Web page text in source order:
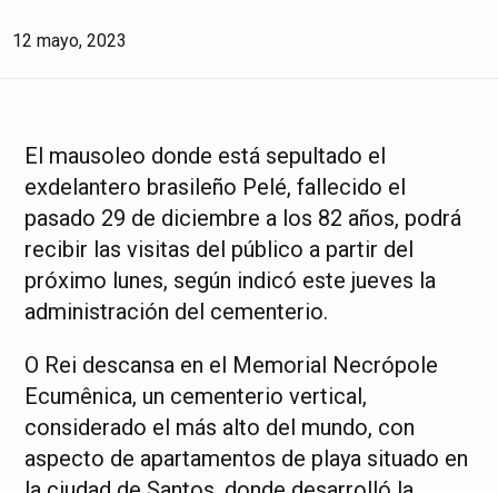
12 mayo, 2023
El mausoleo donde está sepultado el
exdelantero brasileño Pelé, fallecido el
pasado 29 de diciembre a los 82 años, podrá
recibir las visitas del público a partir del
próximo lunes, según indicó este jueves la
administración del cementerio.
O Rei descansa en el Memorial Necrópole
Ecumênica, un cementerio vertical,
considerado el más alto del mundo, con
aspecto de apartamentos de playa situado en